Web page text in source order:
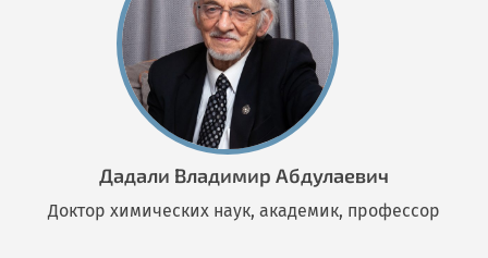
Дадали Владимир Абдулаевич
Доктор химических наук, академик, профессор